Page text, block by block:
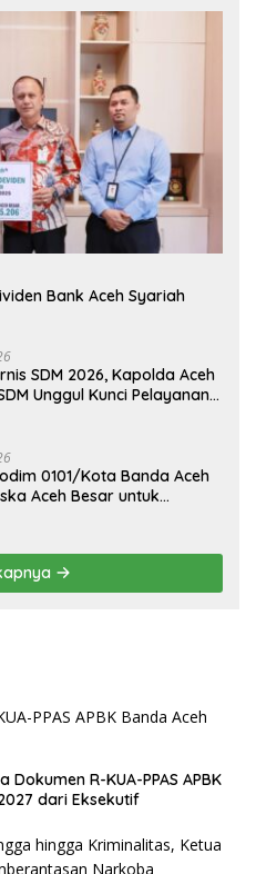
Bank Aceh Syariah
SDM 2026, Kapolda Aceh
Unggul Kunci Pelayanan
0101/Kota Banda Aceh
Aceh Besar untuk
Dokumen R-KUA-PPAS APBK
dari Eksekutif